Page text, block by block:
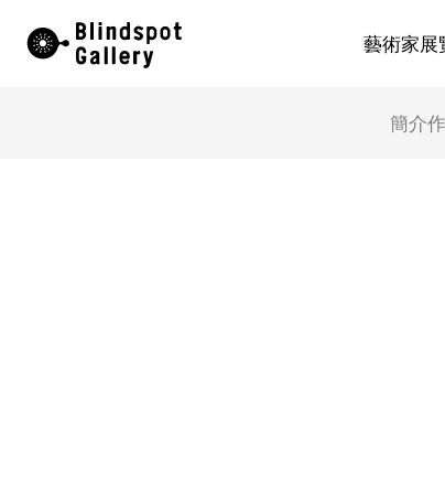
藝術家展
簡介